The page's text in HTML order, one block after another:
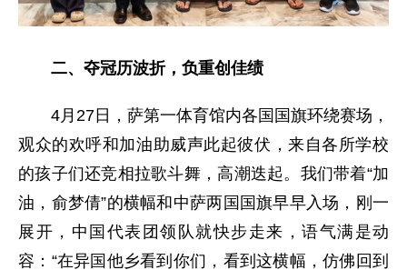
二、夺冠历波折，负重创佳绩
4月27日，萨第一体育馆内各国国旗环绕赛场，
观众的欢呼和加油助威声此起彼伏，来自各所学校
的孩子们还竞相拉歌斗舞，高潮迭起。我们带着“加
油，俞梦倩”的横幅和中萨两国国旗早早入场，刚一
展开，中国代表团领队就快步走来，语气满是动
容：“在异国他乡看到你们，看到这横幅，仿佛回到